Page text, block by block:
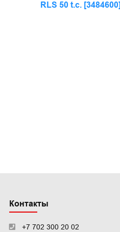
RLS 50 t.c. [3484600]
Контакты
+7 702 300 20 02